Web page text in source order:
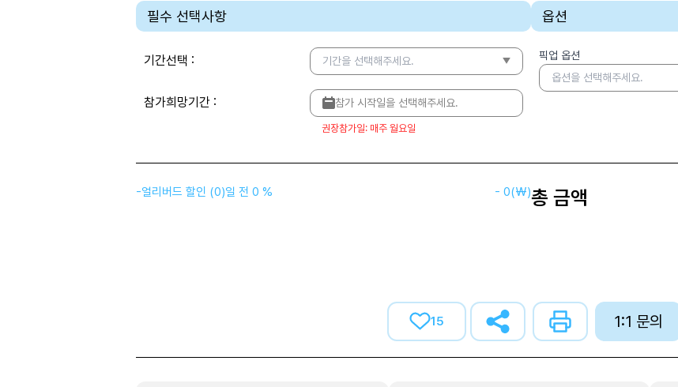
필수 선택사항
기간선택 : 기간을 선택해주세요.
참가희망기간 : 참가 시작일을 선택해주세요.
권장참가일: 매주 월요일
옵션
픽업 옵션
옵션을 선택해주세요.
-얼리버드 할인 (0)일 전 0 % - 0(₩)총 금액
15 1:1 문의